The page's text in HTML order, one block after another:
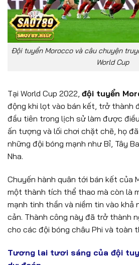
Đội tuyển Morocco và câu chuyện
World Cup
Tại World Cup 2022, đội tuyển
động khi lọt vào bán kết, trở thành
đầu tiên trong lịch sử làm được
ấn tượng và lối chơi chặt chẽ, họ
những đội bóng mạnh như Bỉ, Tây
Nha.
Chuyến hành quân tới bán kết của
một thành tích thể thao mà còn là
mạnh tinh thần và niềm tin vào khả
cản. Thành công này đã trở thành
cho các đội bóng châu Phi và toàn
Tương lai tươi sáng của đội